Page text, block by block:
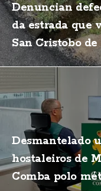
Denuncian
da estrada que
San Cristobo
Desmantelado
hostaleiros de
Comba polo